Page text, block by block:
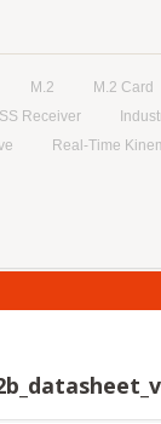
M.2 M.2 Card
Receiver
Real-Time